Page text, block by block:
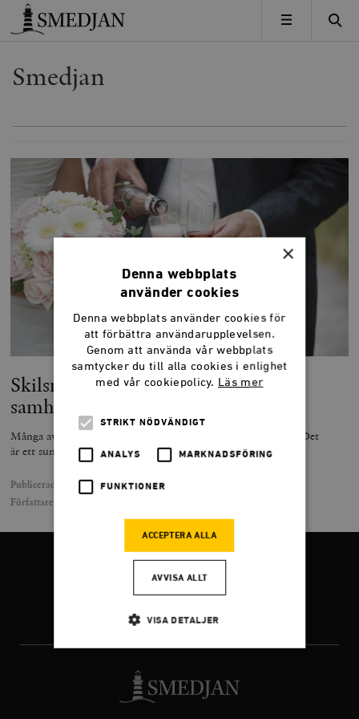
Timbro
MENY
Smedjan
Skilsmässorna är ett mått på
samhällets frihet
Många av sommarens bröllop kommer att sluta i skilsmässa. Det
är ett sundhetstecken för en liberal demokrati.
Publicerad
25 juli 2025
Författare
FÖLJ OSS
×
Denna webbplats
använder cookies
Denna webbplats använder cookies för
att förbättra användarupplevelsen.
Genom att använda vår webbplats
samtycker du till alla cookies i enlighet
med vår cookiepolicy. Läs mer
STRIKT NÖDVÄNDIGT
ANALYS MARKNADSFÖRING
FUNKTIONER
ACCEPTERA ALLA
AVVISA ALLT
VISA DETALJER
Strikt nödvändigt Analys
Marknadsföring